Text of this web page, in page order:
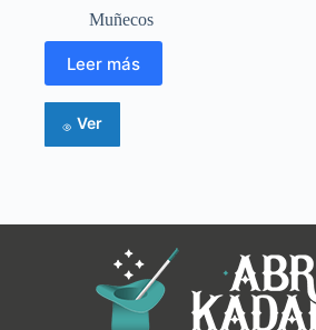
Muñecos
Leer más
Ver